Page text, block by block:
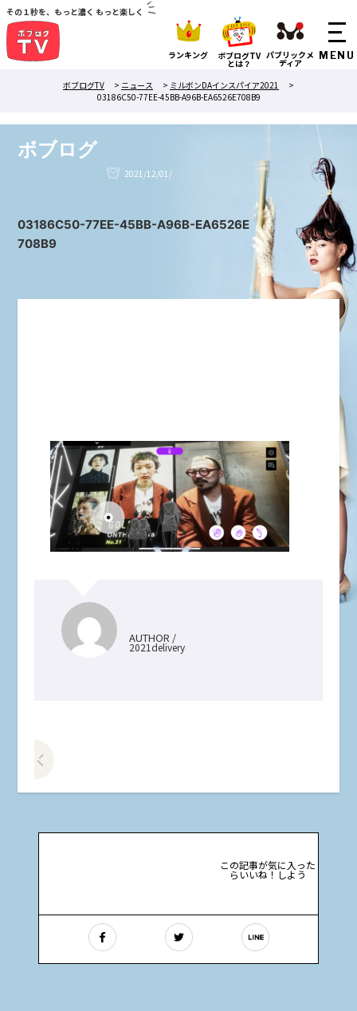
その１秒を、もっと濃く もっと楽しく
ランキング ボブログTV
とは？
パブリックメ
ディア
ボブログTV
> ニュース > ミルボンDAインスパイア2021
>
03186C50-77EE-45BB-A96B-EA6526E708B9
ボブログ
2021/12/01/
03186C50-77EE-45BB-A96B-EA6526E
708B9
AUTHOR /
2021delivery
この記事が気に入った
らいいね！しよう